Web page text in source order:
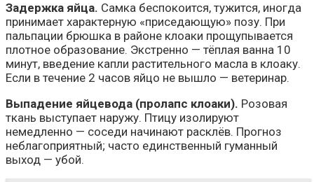
Задержка яйца. Самка беспокоится, тужится, иногда
принимает характерную «приседающую» позу. При
пальпации брюшка в районе клоаки прощупывается
плотное образование. Экстренно — тёплая ванна 10
минут, введение капли растительного масла в клоаку.
Если в течение 2 часов яйцо не вышло — ветеринар.
Выпадение яйцевода (пролапс клоаки). Розовая
ткань выступает наружу. Птицу изолируют
немедленно — соседи начинают расклёв. Прогноз
неблагоприятный; часто единственный гуманный
выход — убой.